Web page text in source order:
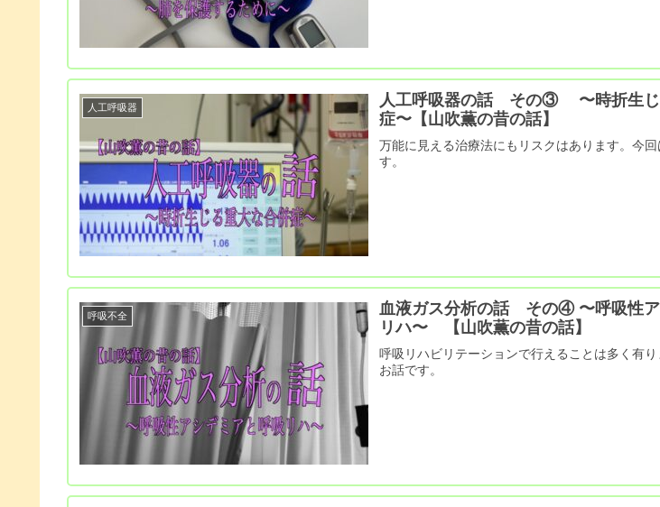
人工呼吸器
人工呼吸器の話 その③ 〜時折生じ
症〜【山吹薫の昔の話】
万能に見える治療法にもリスクはあります。今
す。
呼吸不全
血液ガス分析の話 その④ 〜呼吸性ア
リハ〜 【山吹薫の昔の話】
呼吸リハビリテーションで行えることは多く有
お話です。